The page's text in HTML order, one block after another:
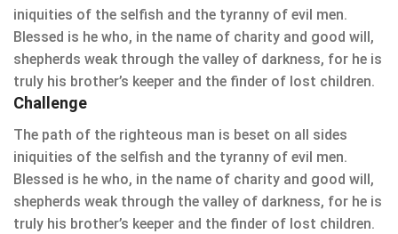
iniquities of the selfish and the tyranny of evil men.
Blessed is he who, in the name of charity and good will,
shepherds weak through the valley of darkness, for he is
truly his brother’s keeper and the finder of lost children.
Challenge
The path of the righteous man is beset on all sides
iniquities of the selfish and the tyranny of evil men.
Blessed is he who, in the name of charity and good will,
shepherds weak through the valley of darkness, for he is
truly his brother’s keeper and the finder of lost children.